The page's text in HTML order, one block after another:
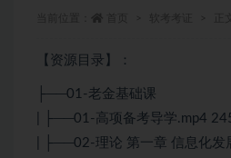
【资源目录】：
├──01-老金基础课
| ├──01-高项备考导学.mp4
| ├──02-理论 第一章 信息化发